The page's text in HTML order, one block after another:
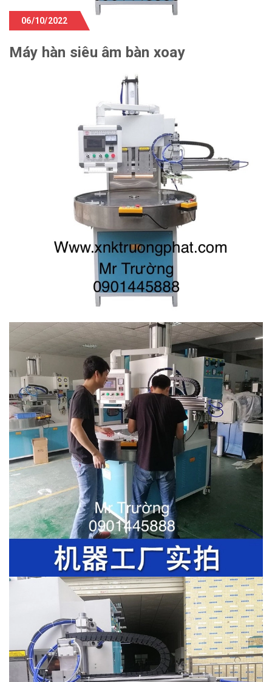
06/10/2022
Máy hàn siêu âm bàn xoay